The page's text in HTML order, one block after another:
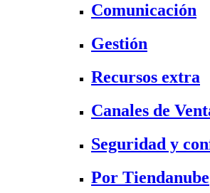
Comunicación
Gestión
Recursos extra
Canales de
Seguridad y
Por Tiendanube